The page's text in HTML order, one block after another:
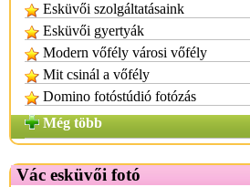
Esküvői szolgáltatásaink
Esküvői gyertyák
Modern vőfély városi vőfély
Mit csinál a vőfély
Domino fotóstúdió fotózás
Még több
Vác esküvői fotó